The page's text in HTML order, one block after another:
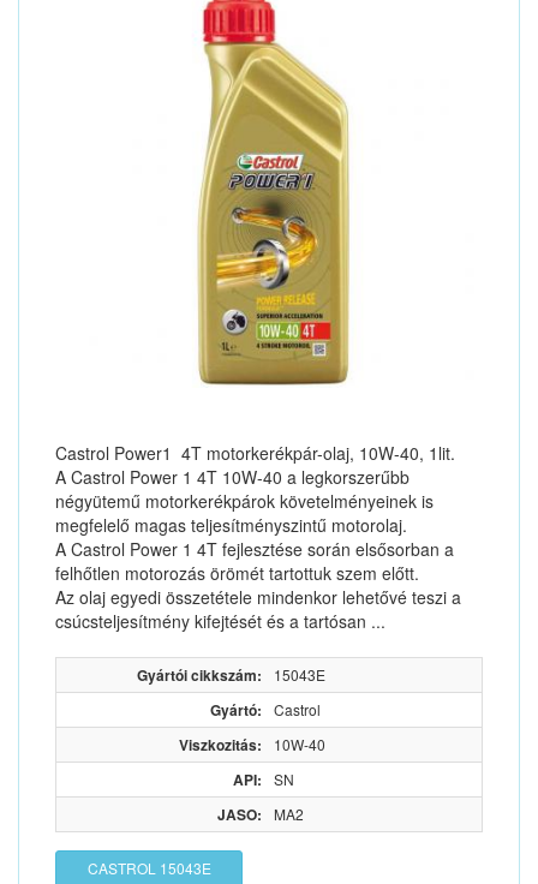
Castrol Power1 4T motorkerékpár-olaj, 10W-40, 1lit.
A Castrol Power 1 4T 10W-40 a legkorszerűbb
négyütemű motorkerékpárok követelményeinek is
megfelelő magas teljesítményszintű motorolaj.
A Castrol Power 1 4T fejlesztése során elsősorban a
felhőtlen motorozás örömét tartottuk szem előtt.
Az olaj egyedi összetétele mindenkor lehetővé teszi a
csúcsteljesítmény kifejtését és a tartósan ...
Gyártói cikkszám: 15043E
Gyártó: Castrol
Viszkozitás: 10W-40
API: SN
JASO: MA2
CASTROL 15043E